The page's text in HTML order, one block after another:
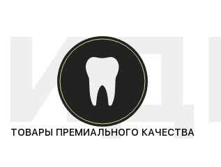
ТОВАРЫ ПРЕМИАЛЬНОГО КАЧЕСТВА